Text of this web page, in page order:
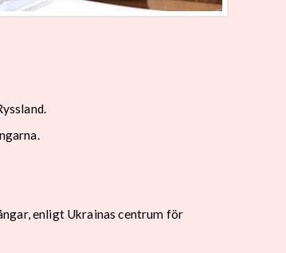
enligt Ukrainas centrum för